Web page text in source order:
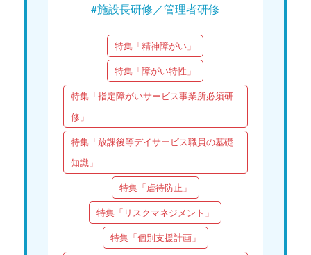
#施設長研修／管理者研修
特集「精神障がい」
特集「障がい特性」
特集「指定障がいサービス事業所必須研
修」
特集「放課後等デイサービス職員の基礎
知識」
特集「虐待防止」
特集「リスクマネジメント」
特集「個別支援計画」